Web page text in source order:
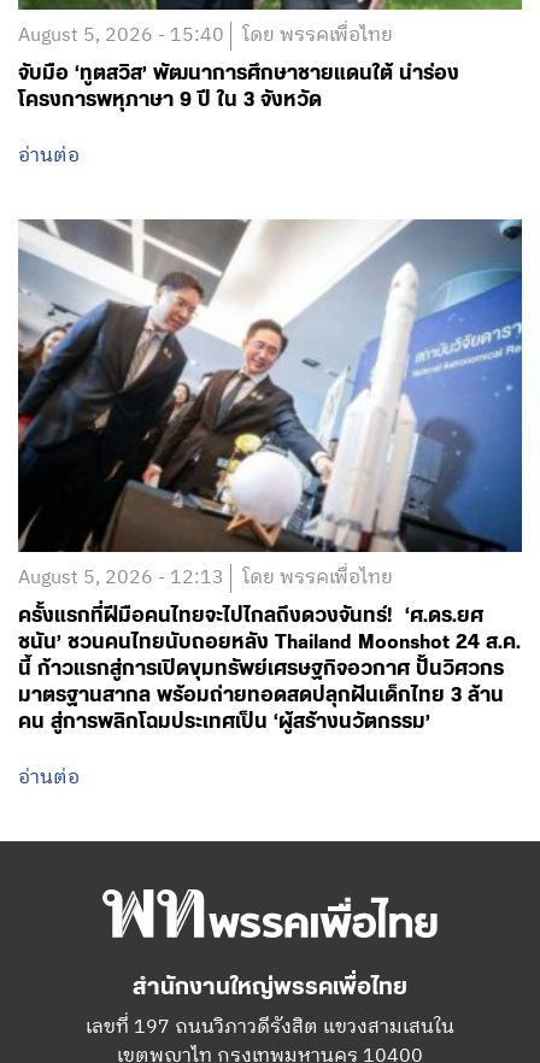
August 5, 2026 - 15:40 โดย พรรคเพื่อไทย
จับมือ ‘ทูตสวิส’ พัฒนาการศึกษาชายแดนใต้ นำร่อง
โครงการพหุภาษา 9 ปี ใน 3 จังหวัด
อ่านต่อ
August 5, 2026 - 12:13 โดย พรรคเพื่อไทย
ครั้งแรกที่ฝีมือคนไทยจะไปไกลถึงดวงจันทร์! ‘ศ.ดร.ยศ
ชนัน’ ชวนคนไทยนับถอยหลัง Thailand Moonshot 24 ส.ค.
นี้ ก้าวแรกสู่การเปิดขุมทรัพย์เศรษฐกิจอวกาศ ปั้นวิศวกร
มาตรฐานสากล พร้อมถ่ายทอดสดปลุกฝันเด็กไทย 3 ล้าน
คน สู่การพลิกโฉมประเทศเป็น ‘ผู้สร้างนวัตกรรม’
อ่านต่อ
สำนักงานใหญ่พรรคเพื่อไทย
เลขที่ 197 ถนนวิภาวดีรังสิต แขวงสามเสนใน